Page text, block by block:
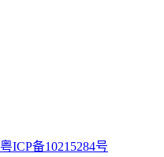
粤ICP备10215284号